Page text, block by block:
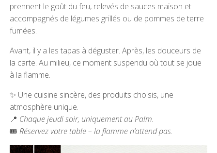
prennent le goût du feu, relevés de sauces maison et
accompagnés de légumes grillés ou de pommes de terre
fumées.
Avant, il y a les tapas à déguster. Après, les douceurs de
la carte. Au milieu, ce moment suspendu où tout se joue
à la flamme.
✨ Une cuisine sincère, des produits choisis, une
atmosphère unique.
📍 Chaque jeudi soir, uniquement au Palm.
🎟️ Réservez votre table – la flamme n’attend pas.